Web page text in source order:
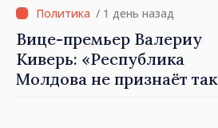
/ 1 день назад
Вице-премьер Валериу
Киверь: «Республика
Молдова не признаёт так